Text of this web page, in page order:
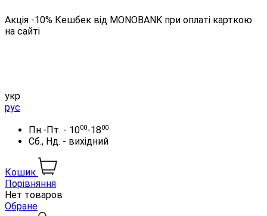
Акція -10% Кешбек від MONOBANK при оплаті карткою
на сайті
укр
рус
Пн.-Пт. - 1000-1800
Сб., Нд. - вихідний
Кошик
Порівняння
Нет товаров
Обране